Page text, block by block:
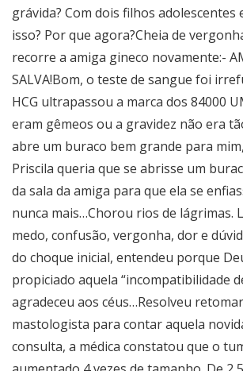
grávida? Com dois filhos adolescentes
isso? Por que agora?Cheia de
recorre a amiga gineco novamente:-
SALVA!Bom, o teste de sangue foi
HCG ultrapassou a marca dos 84000
eram gêmeos ou a gravidez não era
abre um buraco bem grande para
Priscila queria que se abrisse um
da sala da amiga para que ela se
nunca mais…Chorou rios de lágrimas.
medo, confusão, vergonha, dor e
do choque inicial, entendeu porque
propiciado aquela “incompatibilidade
agradeceu aos céus…Resolveu
mastologista para contar aquela
consulta, a médica constatou que o